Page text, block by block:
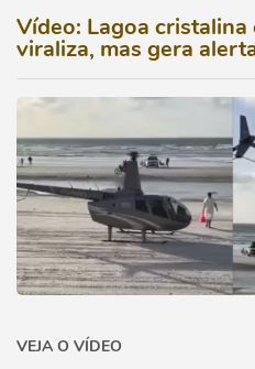
Vídeo: Lagoa
viraliza, mas gera
VEJA O VÍDEO